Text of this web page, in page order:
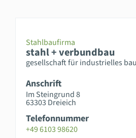
Stahlbaufirma
stahl + verbundbau
gesellschaft für industrielles
Anschrift
Im Steingrund 8
63303 Dreieich
Telefonnummer
+49 6103 98620